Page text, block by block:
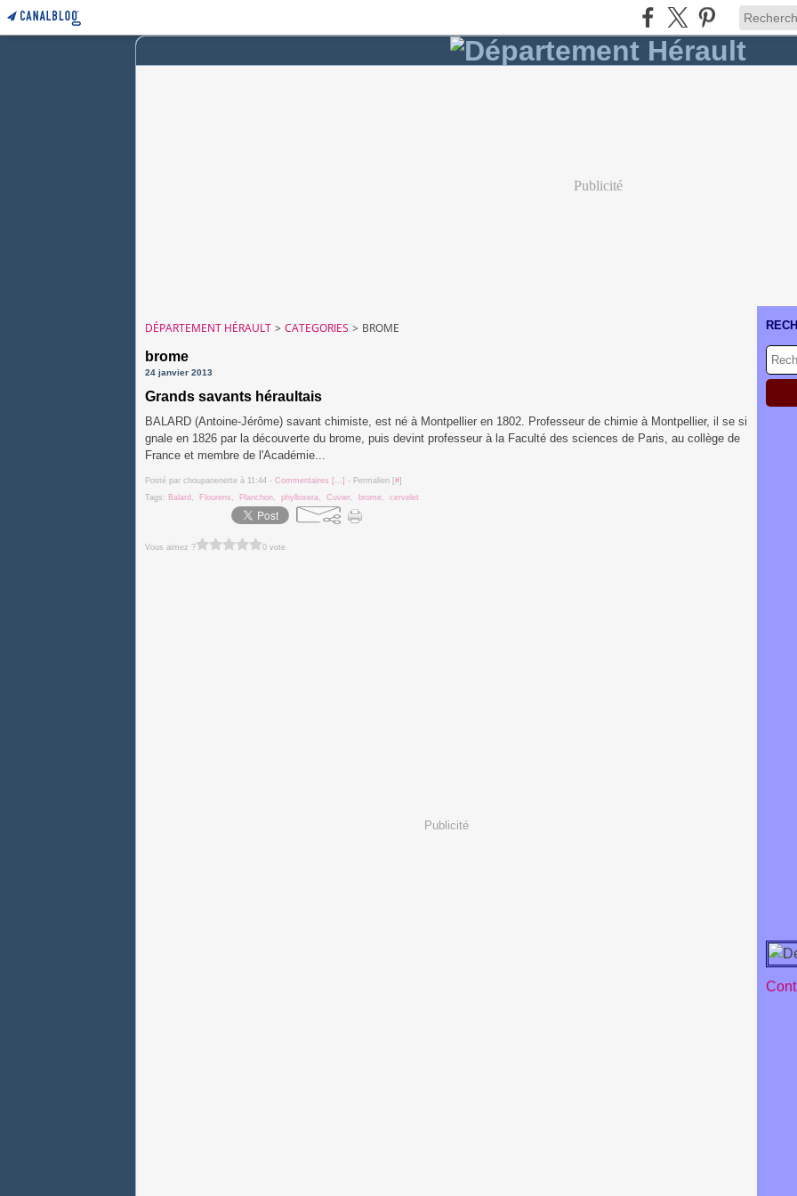
Publicité
DÉPARTEMENT HÉRAULT > CATEGORIES > BROME
brome
24 janvier 2013
Grands savants héraultais
BALARD (Antoine-Jérôme) savant chimiste, est né à Montpellier en 1802. Professeur de chimie à Montpellier, il se si
gnale en 1826 par la découverte du brome, puis devint professeur à la Faculté des sciences de Paris, au collège de
France et membre de l'Académie...
Posté par choupanenette à 11:44 - Commentaires […] - Permalien [#]
Tags: Balard , Flourens , Planchon, phylloxera, Cuvier, brome, cervelet
Vous aimez ? 0 vote
Publicité